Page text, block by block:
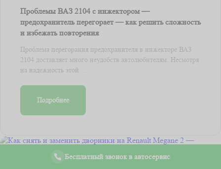
Проблемы ВАЗ 2104 с инжектором —
предохранитель перегорает — как решить сложность
и избежать повторения
Проблема перегорания предохранителя в инжекторе ВАЗ
2104 доставляет много неудобств автолюбителям. Несмотря
на надежность этой ...
Подробнее
Бесплатный звонок в автосервис